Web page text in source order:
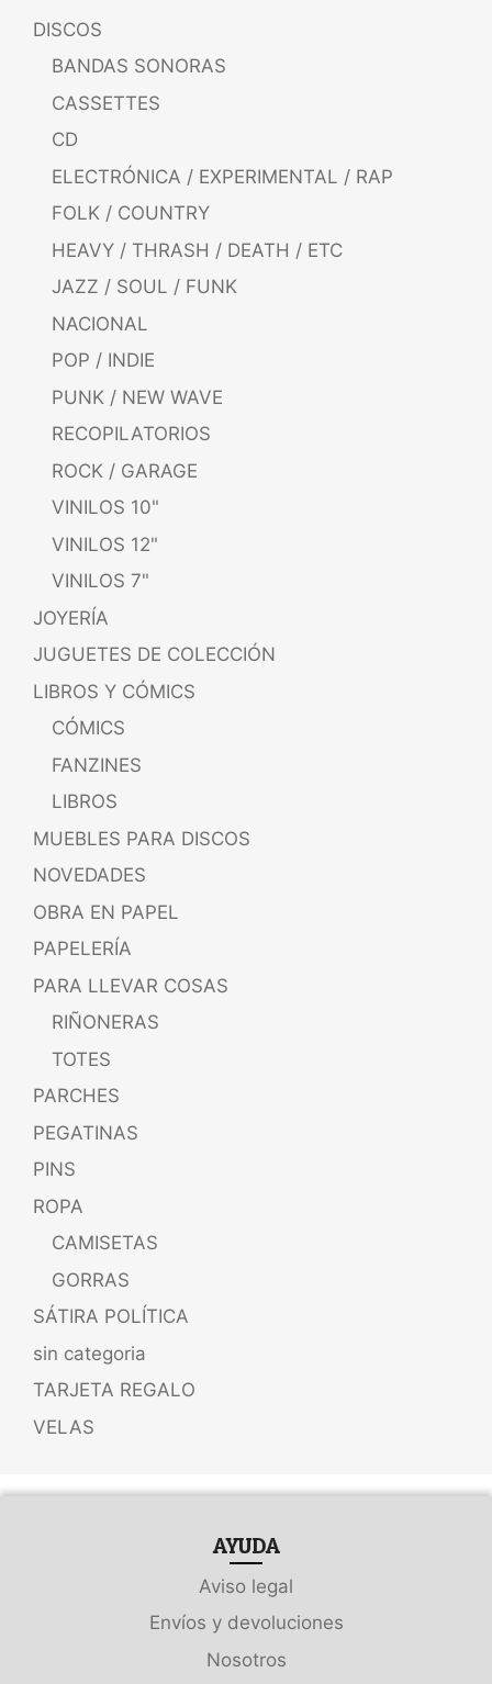
DISCOS
BANDAS SONORAS
CASSETTES
CD
ELECTRÓNICA / EXPERIMENTAL / RAP
FOLK / COUNTRY
HEAVY / THRASH / DEATH / ETC
JAZZ / SOUL / FUNK
NACIONAL
POP / INDIE
PUNK / NEW WAVE
RECOPILATORIOS
ROCK / GARAGE
VINILOS 10"
VINILOS 12"
VINILOS 7"
JOYERÍA
JUGUETES DE COLECCIÓN
LIBROS Y CÓMICS
CÓMICS
FANZINES
LIBROS
MUEBLES PARA DISCOS
NOVEDADES
OBRA EN PAPEL
PAPELERÍA
PARA LLEVAR COSAS
RIÑONERAS
TOTES
PARCHES
PEGATINAS
PINS
ROPA
CAMISETAS
GORRAS
SÁTIRA POLÍTICA
sin categoria
TARJETA REGALO
VELAS
AYUDA
Aviso legal
Envíos y devoluciones
Nosotros